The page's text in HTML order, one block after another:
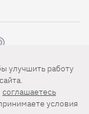
статьями
улучшить работу
соглашаетесь
условия